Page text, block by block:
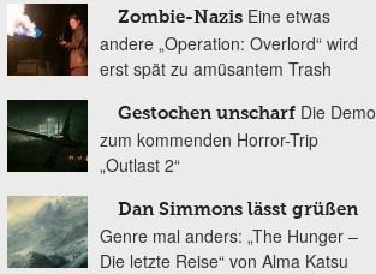
Zombie-Nazis Eine etwas
andere „Operation: Overlord“ wird
erst spät zu amüsantem Trash
Gestochen unscharf Die Demo
zum kommenden Horror-Trip
„Outlast 2“
Dan Simmons lässt grüßen
Genre mal anders: „The Hunger –
Die letzte Reise“ von Alma Katsu